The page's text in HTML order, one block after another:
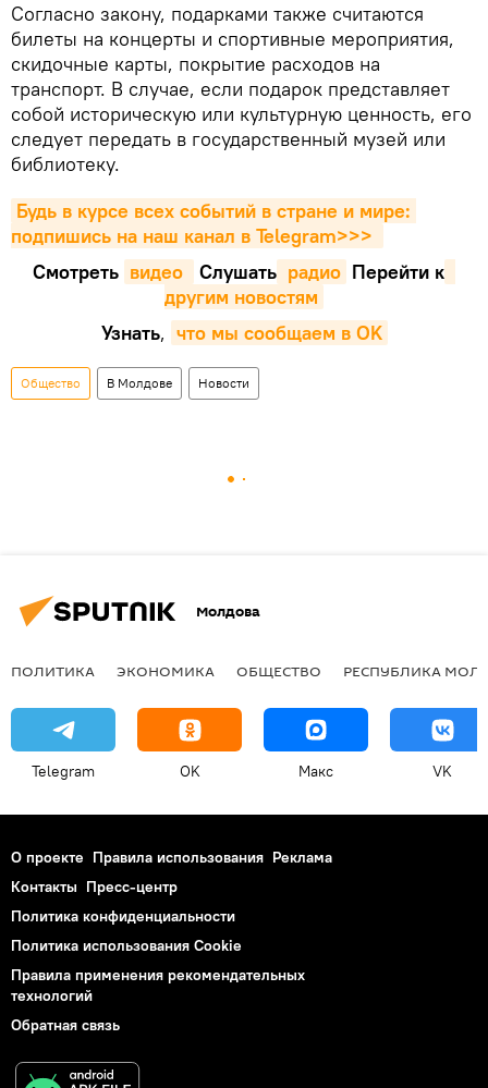
Согласно закону, подарками также считаются
билеты на концерты и спортивные мероприятия,
скидочные карты, покрытие расходов на
транспорт. В случае, если подарок представляет
собой историческую или культурную ценность, его
следует передать в государственный музей или
библиотеку.
Будь в курсе всех событий в стране и мире:
подпишись на наш канал в Telegram>>>
Смотреть видео Cлушать радио Перейти к
другим новостям
Узнать, что мы сообщаем в OK
Общество В Молдове Новости
Молдова
ПОЛИТИКА ЭКОНОМИКА ОБЩЕСТВО РЕСПУБЛИКА
Telegram OK Макс VK
О проекте Правила использования Реклама
Контакты Пресс-центр
Политика конфиденциальности
Политика использования Cookie
Правила применения рекомендательных
технологий
Обратная связь